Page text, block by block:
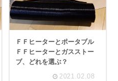
ＦＦヒーターとポータブル
ＦＦヒーターとガスストー
ブ、どれを選ぶ？
2021.02.08